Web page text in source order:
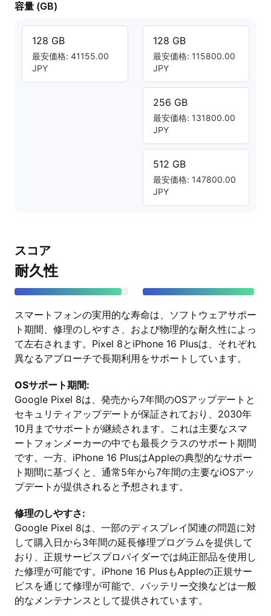
容量 (GB)
128 GB
最安価格: 41155.00
JPY
128 GB
最安価格: 115800.00
JPY
256 GB
最安価格: 131800.00
JPY
512 GB
最安価格: 147800.00
JPY
スコア
耐久性
スマートフォンの実用的な寿命は、ソフトウェアサポー
ト期間、修理のしやすさ、および物理的な耐久性によっ
て左右されます。Pixel 8とiPhone 16 Plusは、それぞれ
異なるアプローチで長期利用をサポートしています。
OSサポート期間:
Google Pixel 8は、発売から7年間のOSアップデートと
セキュリティアップデートが保証されており、2030年
10月までサポートが継続されます。これは主要なスマ
ートフォンメーカーの中でも最長クラスのサポート期間
です。一方、iPhone 16 PlusはAppleの典型的なサポー
ト期間に基づくと、通常5年から7年間の主要なiOSアッ
プデートが提供されると予想されます。
修理のしやすさ:
Google Pixel 8は、一部のディスプレイ関連の問題に対
して購入日から3年間の延長修理プログラムを提供して
おり、正規サービスプロバイダーでは純正部品を使用し
た修理が可能です。iPhone 16 PlusもAppleの正規サー
ビスを通じて修理が可能で、バッテリー交換などは一般
的なメンテナンスとして提供されています。